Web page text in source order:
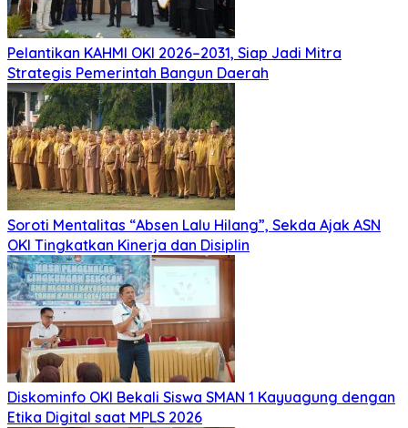
Pelantikan KAHMI OKI 2026–2031, Siap Jadi Mitra
Strategis Pemerintah Bangun Daerah
Soroti Mentalitas “Absen Lalu Hilang”, Sekda Ajak ASN
OKI Tingkatkan Kinerja dan Disiplin
Diskominfo OKI Bekali Siswa SMAN 1 Kayuagung dengan
Etika Digital saat MPLS 2026